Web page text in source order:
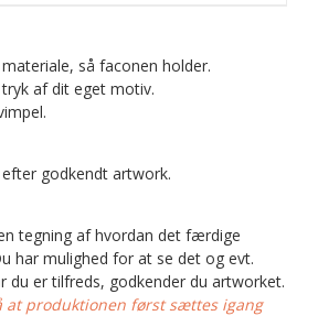
så faconen holder.
af dit eget motiv.
godkendt artwork.
tegning af hvordan det færdige
har mulighed for at se det og evt.
er tilfreds, godkender du artworket.
at produktionen først sættes igang